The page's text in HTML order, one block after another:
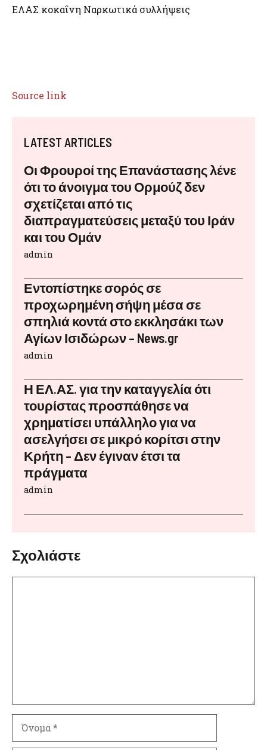
ΕΛΑΣ κοκαΐνη Ναρκωτικά συλλήψεις
Source link
LATEST ARTICLES
Οι Φρουροί της Επανάστασης λένε
ότι το άνοιγμα του Ορμούζ δεν
σχετίζεται από τις
διαπραγματεύσεις μεταξύ του Ιράν
και του Ομάν
admin
Εντοπίστηκε σορός σε
προχωρημένη σήψη μέσα σε
σπηλιά κοντά στο εκκλησάκι των
Αγίων Ισιδώρων – News.gr
admin
Η ΕΛ.ΑΣ. για την καταγγελία ότι
τουρίστας προσπάθησε να
χρηματίσει υπάλληλο για να
ασελγήσει σε μικρό κορίτσι στην
Κρήτη – Δεν έγιναν έτσι τα
πράγματα
admin
Σχολιάστε